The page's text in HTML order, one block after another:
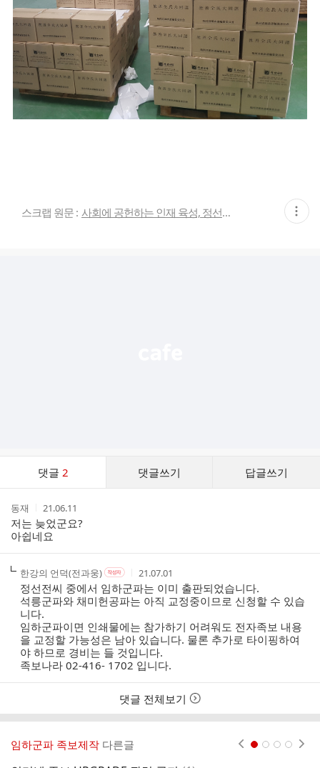
스크랩 원문 : 사회에 공헌하는 인재 육성, 정선전씨 임하군파 필구公 종중 현
재
댓글 2 댓글쓰기 답글쓰기
트
작
성
자
동재
작
성
시
간
21.06.11
저는 늦었군요?
아쉽네요
작
성
자
한강의 언덕(전과웅)작
성
자
본
여
부
작
성
자
작
성
시
간
21.07.01
정선전씨 중에서 임하군파는 이미 출판되었습니다.
석릉군파와 채미헌공파는 아직 교정중이므로 신청할 수 있습
니다.
임하군파이면 인쇄물에는 참가하기 어려워도 전자족보 내용
을 교정할 가능성은 남아 있습니다. 물론 추가로 타이핑하여
야 하므로 경비는 들 것입니다.
족보나라 02-416- 1702 입니다.
댓글 전체보기
임하군파 족보제작 다른글